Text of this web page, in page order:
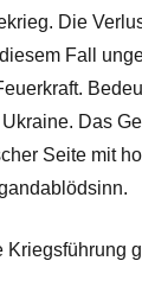
Die
Fall
Das
Seite mit
Kriegsführung